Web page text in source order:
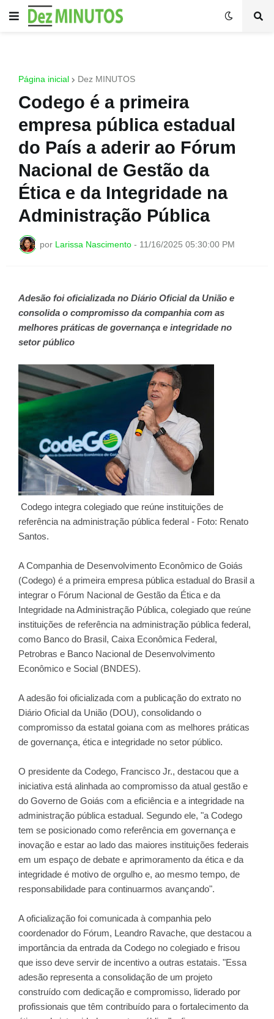
Página inicial Dez MINUTOS
Codego é a primeira
empresa pública estadual
do País a aderir ao Fórum
Nacional de Gestão da
Ética e da Integridade na
Administração Pública
por Larissa Nascimento - 11/16/2025 05:30:00 PM
Adesão foi oficializada no Diário Oficial da União e
consolida o compromisso da companhia com as
melhores práticas de governança e integridade no
setor público
Codego integra colegiado que reúne instituições de
referência na administração pública federal - Foto: Renato
Santos.
A Companhia de Desenvolvimento Econômico de Goiás
(Codego) é a primeira empresa pública estadual do Brasil a
integrar o Fórum Nacional de Gestão da Ética e da
Integridade na Administração Pública, colegiado que reúne
instituições de referência na administração pública federal,
como Banco do Brasil, Caixa Econômica Federal,
Petrobras e Banco Nacional de Desenvolvimento
Econômico e Social (BNDES).
A adesão foi oficializada com a publicação do extrato no
Diário Oficial da União (DOU), consolidando o
compromisso da estatal goiana com as melhores práticas
de governança, ética e integridade no setor público.
O presidente da Codego, Francisco Jr., destacou que a
iniciativa está alinhada ao compromisso da atual gestão e
do Governo de Goiás com a eficiência e a integridade na
administração pública estadual. Segundo ele, "a Codego
tem se posicionado como referência em governança e
inovação e estar ao lado das maiores instituições federais
em um espaço de debate e aprimoramento da ética e da
integridade é motivo de orgulho e, ao mesmo tempo, de
responsabilidade para continuarmos avançando".
A oficialização foi comunicada à companhia pelo
coordenador do Fórum, Leandro Ravache, que destacou a
importância da entrada da Codego no colegiado e frisou
que isso deve servir de incentivo a outras estatais. "Essa
adesão representa a consolidação de um projeto
construído com dedicação e compromisso, liderado por
profissionais que têm contribuído para o fortalecimento da